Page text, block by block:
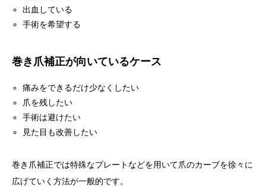
出血している
手術を希望する
巻き爪補正が向いているケース
痛みをできるだけ少なくしたい
爪を残したい
手術は避けたい
見た目も改善したい
巻き爪補正では特殊なプレートなどを用いて爪のカーブを徐々に
広げていく方法が一般的です。